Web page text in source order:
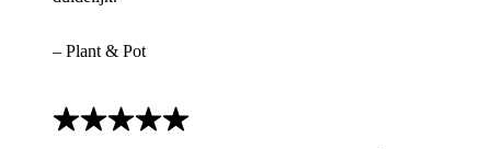
– Plant & Pot